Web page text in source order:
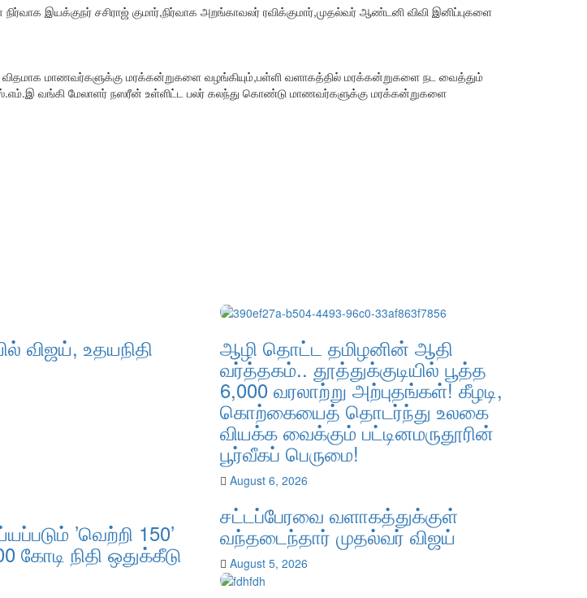
இயக்குநர் சசிராஜ் குமார்,நிர்வாக அறங்காவலர் ரவிக்குமார்,முதல்வர் ஆண்டனி விவி இனிப்புகளை
விதமாக மாணவர்களுக்கு மரக்கன்றுகளை வழங்கியும்,பள்ளி வளாகத்தில் மரக்கன்றுகளை நட வைத்தும்
வங்கி மேலாளர் நஸரீன் உள்ளிட்ட பலர் கலந்து கொண்டு மாணவர்களுக்கு மரக்கன்றுகளை
விஜய், உதயநிதி ஆழி தொட்ட தமிழனின் ஆதி
வர்த்தகம்.. தூத்துக்குடியில் பூத்த
6,000 வரலாற்று அற்புதங்கள்! கீழடி,
கொற்கையைத் தொடர்ந்து உலகை
வியக்க வைக்கும் பட்டினமருதூரின்
பூர்வீகப் பெருமை!
August 6, 2026
’வெற்றி 150’
கோடி நிதி ஒதுக்கீடு
சட்டப்பேரவை வளாகத்துக்குள்
வந்தடைந்தார் முதல்வர் விஜய்
August 5, 2026